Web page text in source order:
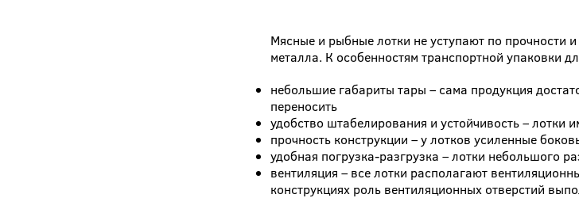
Мясные и рыбные лотки не уступают по прочности
металла. К особенностям транспортной упаковки
небольшие габариты тары – сама продукция
переносить
удобство штабелирования и устойчивость –
прочность конструкции – у лотков усиленные
удобная погрузка-разгрузка – лотки небольшого
вентиляция – все лотки располагают
конструкциях роль вентиляционных отверстий